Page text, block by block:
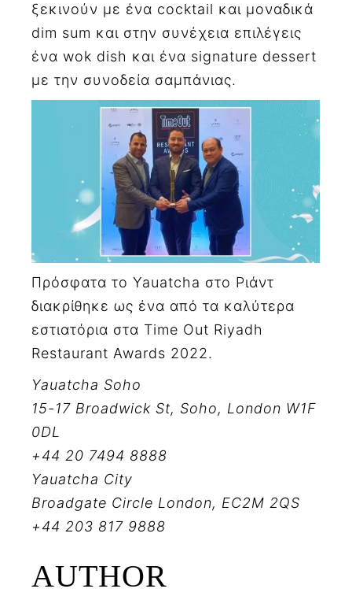
ξεκινούν με ένα cocktail και μοναδικά
dim sum και στην συνέχεια επιλέγεις
ένα wok dish και ένα signature dessert
με την συνοδεία σαμπάνιας.
Πρόσφατα το Yauatcha στο Ριάντ
διακρίθηκε ως ένα από τα καλύτερα
εστιατόρια στα Time Out Riyadh
Restaurant Awards 2022.
Yauatcha Soho
15-17 Broadwick St, Soho, London W1F
0DL
+44 20 7494 8888
Yauatcha City
Broadgate Circle London, EC2M 2QS
+44 203 817 9888
AUTHOR